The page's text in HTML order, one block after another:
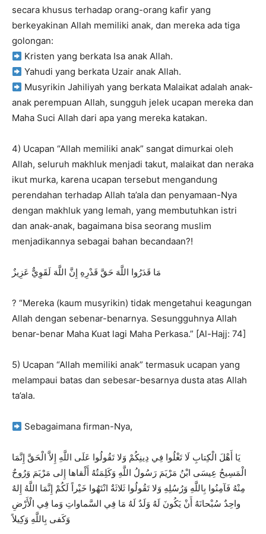
secara khusus terhadap orang-orang kafir yang
berkeyakinan Allah memiliki anak, dan mereka ada tiga
golongan:
Kristen yang berkata Isa anak Allah.
Yahudi yang berkata Uzair anak Allah.
Musyrikin Jahiliyah yang berkata Malaikat adalah anak-
anak perempuan Allah, sungguh jelek ucapan mereka dan
Maha Suci Allah dari apa yang mereka katakan.
4) Ucapan “Allah memiliki anak” sangat dimurkai oleh
Allah, seluruh makhluk menjadi takut, malaikat dan neraka
ikut murka, karena ucapan tersebut mengandung
perendahan terhadap Allah ta’ala dan penyamaan-Nya
dengan makhluk yang lemah, yang membutuhkan istri
dan anak-anak, bagaimana bisa seorang muslim
menjadikannya sebagai bahan becandaan?!
مَا قَدَرُوا اللَّهَ حَقَّ قَدْرِهِ إِنَّ اللَّهَ لَقَوِيٌّ عَزِيزٌ
? “Mereka (kaum musyrikin) tidak mengetahui keagungan
Allah dengan sebenar-benarnya. Sesungguhnya Allah
benar-benar Maha Kuat lagi Maha Perkasa.” [Al-Hajj: 74]
5) Ucapan “Allah memiliki anak” termasuk ucapan yang
melampaui batas dan sebesar-besarnya dusta atas Allah
ta’ala.
Sebagaimana firman-Nya,
يَا أَهْلَ الْكِتابِ لَا تَغْلُوا فِي دِينِكُمْ وَلا تَقُولُوا عَلَى اللَّهِ إِلاَّ الْحَقَّ إِنَّمَا
الْمَسِيحُ عِيسَى ابْنُ مَرْيَمَ رَسُولُ اللَّهِ وَكَلِمَتُهُ أَلْقاها إِلى مَرْيَمَ وَرُوحٌ
مِنْهُ فَآمِنُوا بِاللَّهِ وَرُسُلِهِ وَلا تَقُولُوا ثَلاثَةٌ انْتَهُوا خَيْراً لَكُمْ إِنَّمَا اللَّهُ إِلهٌ
واحِدٌ سُبْحانَهُ أَنْ يَكُونَ لَهُ وَلَدٌ لَهُ مَا فِي السَّماواتِ وَما فِي الْأَرْضِ
وَكَفى بِاللَّهِ وَكِيلاً